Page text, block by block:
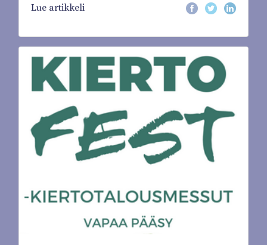
Lue artikkeli